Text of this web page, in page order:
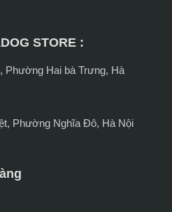
STORE :
Phường Hai bà Trưng, Hà
Phường Nghĩa Đô, Hà Nội